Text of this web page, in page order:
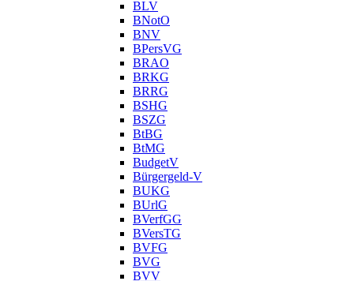
BLV
BNotO
BNV
BPersVG
BRAO
BRKG
BRRG
BSHG
BSZG
BtBG
BtMG
BudgetV
Bürgergeld-V
BUKG
BUrlG
BVerfGG
BVersTG
BVFG
BVG
BVV